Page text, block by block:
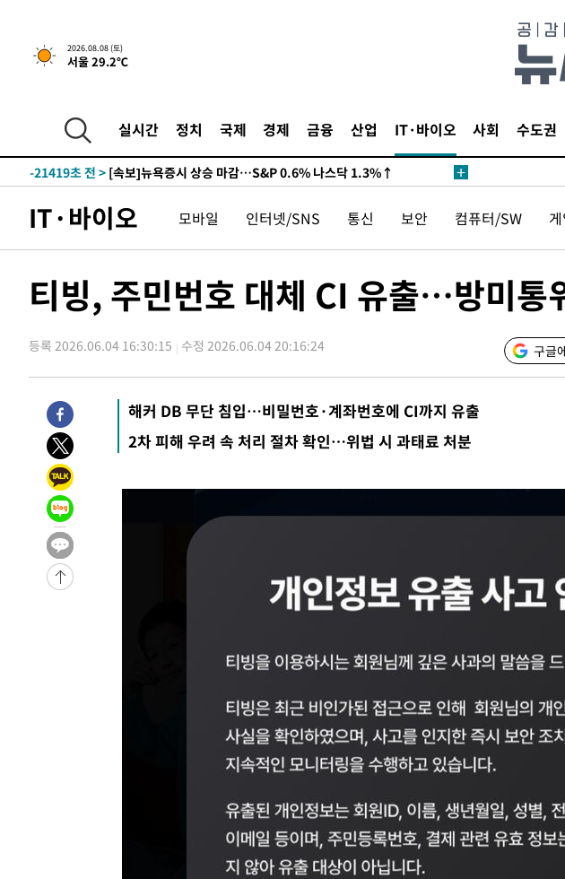
2026.08.08 (토)
서울 29.2℃
실시간 정치 국제 경제 금융 산업 IT·바이오 사회 수도권
-21419초 전 >
[속보]뉴욕증시 상승 마감…S&P 0.6% 나스닥 1.3%↑
-28293초 전 >
-21419초 전 > [속보]뉴욕증시 상승 마감…S&P 0.6% 나스닥 1.3%↑
-21419초 전 > [속보]뉴욕증시 상승 마감…S&P 0.6% 나스닥 1.3%↑
IT·바이오 모바일 인터넷/SNS 통신 보안 컴퓨터/SW
티빙, 주민번호 대체 CI 유출…방미통
등록 2026.06.04 16:30:15 수정 2026.06.04 20:16:24 구글
해커 DB 무단 침입…비밀번호·계좌번호에 CI까지 유출
2차 피해 우려 속 처리 절차 확인…위법 시 과태료 처분